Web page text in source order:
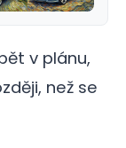
v plánu,
než se